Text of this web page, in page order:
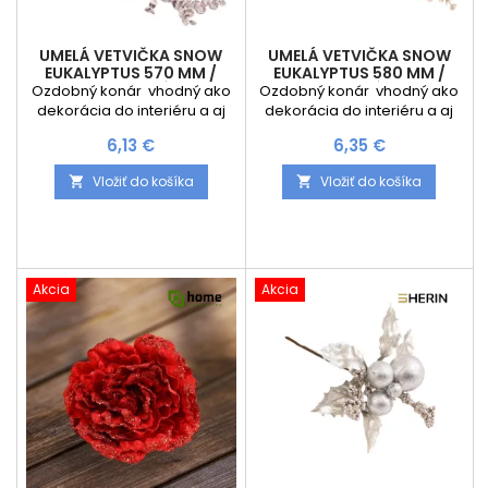
UMELÁ VETVIČKA SNOW
EUKALYPTUS 570 MM /
BORDOVÁ
Ozdobný konár vhodný ako
dekorácia do interiéru a aj
dekorácie: Dĺžka konára : 580
mm Cena je za 1 kus
Cena
6,13 €
 Vložiť do košíka
UMELÁ VETVIČKA SNOW
EUKALYPTUS 580 MM /
ZLATÁ
Ozdobný konár vhodný ako
dekorácia do interiéru a aj
dekorácie: Dĺžka konára : 580
mm Cena je za 1 kus
Cena
6,35 €
 Vložiť do košíka
Akcia Akcia